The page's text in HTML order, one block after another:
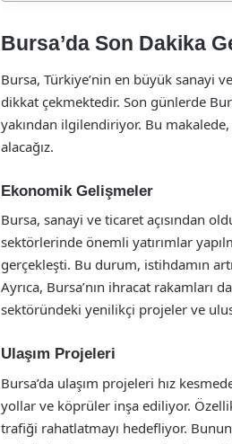
Bursa’da Son Dakika
Bursa, Türkiye’nin en büyük sanayi
dikkat çekmektedir. Son günlerde
yakından ilgilendiriyor. Bu
alacağız.
Ekonomik Gelişmeler
Bursa, sanayi ve ticaret açısından
sektörlerinde önemli yatırımlar
gerçekleşti. Bu durum, istihdamın
Ayrıca, Bursa’nın ihracat rakamları
sektöründeki yenilikçi projeler ve
Ulaşım Projeleri
Bursa’da ulaşım projeleri hız
yollar ve köprüler inşa ediliyor.
trafiği rahatlatmayı hedefliyor. Bunun